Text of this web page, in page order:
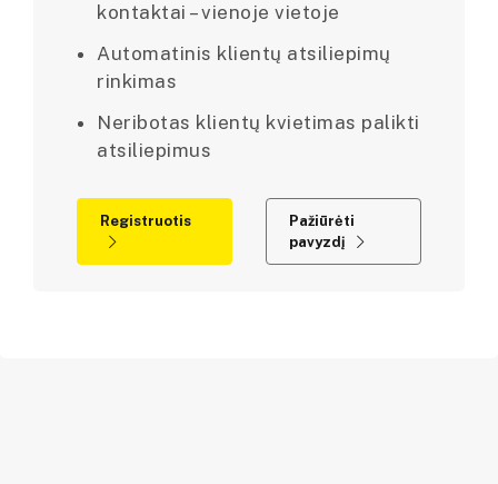
kontaktai – vienoje vietoje
Automatinis klientų atsiliepimų
rinkimas
Neribotas klientų kvietimas palikti
atsiliepimus
Registruotis
Pažiūrėti
pavyzdį